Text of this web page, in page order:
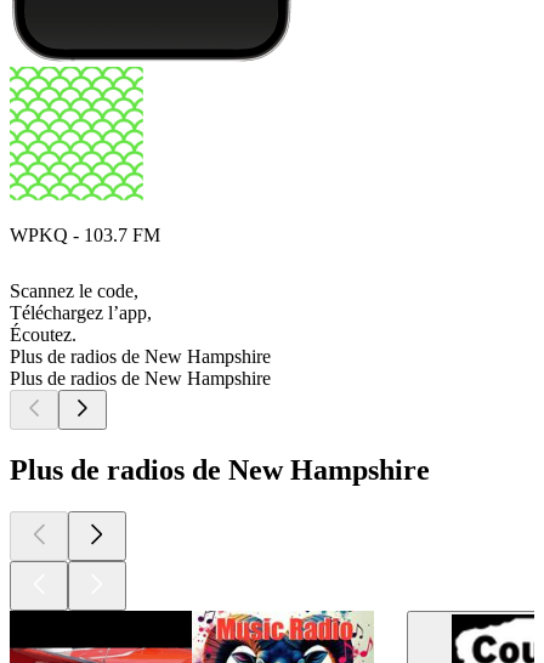
WPKQ - 103.7 FM
Scannez le code,
Téléchargez l’app,
Écoutez.
Plus de radios de New Hampshire
Plus de radios de New Hampshire
Plus de radios de New Hampshire